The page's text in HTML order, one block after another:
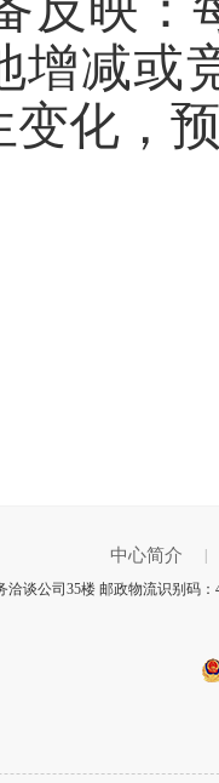
增减或
变化，
中心简介
谈公司35楼 邮政物流识别码